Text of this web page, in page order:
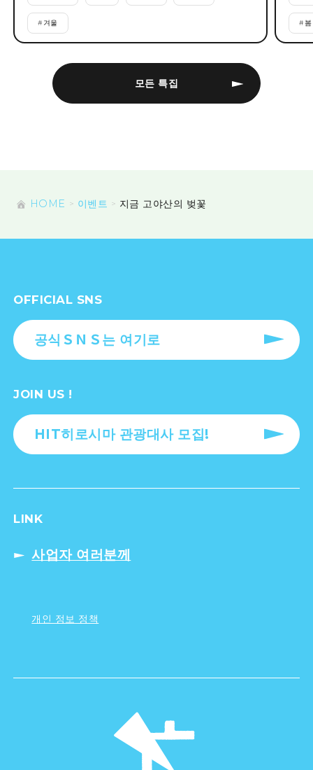
모든 특집
# 겨울 #봄
HOME 이벤트 지금 고야산의 벚꽃
OFFICIAL SNS
공식ＳＮＳ는 여기로
JOIN US !
HIT히로시마 관광대사 모집!
LINK
사업자 여러분께
개인 정보 정책